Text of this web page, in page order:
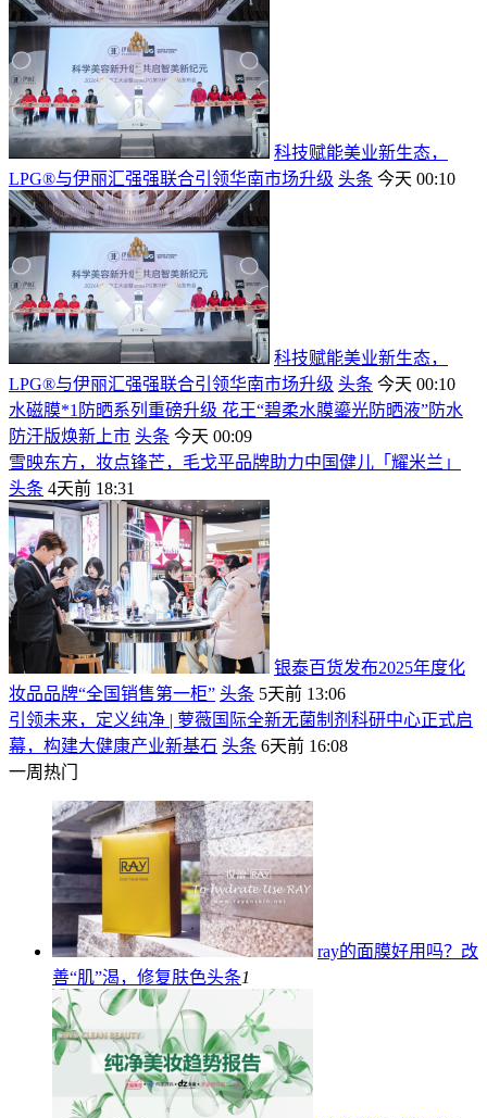
科技赋能美业新生态，
LPG®与伊丽汇强强联合引领华南市场升级 头条 今天 00:10
科技赋能美业新生态，
LPG®与伊丽汇强强联合引领华南市场升级 头条 今天 00:10
水磁膜*1防晒系列重磅升级 花王“碧柔水膜鎏光防晒液”防水
防汗版焕新上市 头条 今天 00:09
雪映东方，妆点锋芒，毛戈平品牌助力中国健儿「耀米兰」
头条 4天前 18:31
银泰百货发布2025年度化
妆品品牌“全国销售第一柜” 头条 5天前 13:06
引领未来，定义纯净 | 萝薇国际全新无菌制剂科研中心正式启
幕，构建大健康产业新基石 头条 6天前 16:08
一周热门
ray的面膜好用吗？改
善“肌”渴，修复肤色头条1